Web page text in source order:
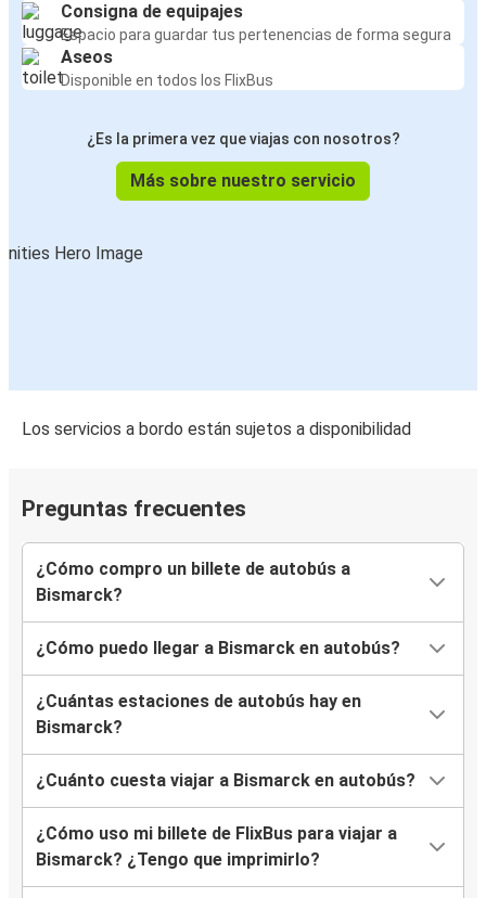
Consigna de equipajes
Espacio para guardar tus pertenencias de forma segura
Aseos
Disponible en todos los FlixBus
¿Es la primera vez que viajas con nosotros?
Más sobre nuestro servicio
Los servicios a bordo están sujetos a disponibilidad
Preguntas frecuentes
¿Cómo compro un billete de autobús a
Bismarck?
¿Cómo puedo llegar a Bismarck en autobús?
¿Cuántas estaciones de autobús hay en
Bismarck?
¿Cuánto cuesta viajar a Bismarck en autobús?
¿Cómo uso mi billete de FlixBus para viajar a
Bismarck? ¿Tengo que imprimirlo?